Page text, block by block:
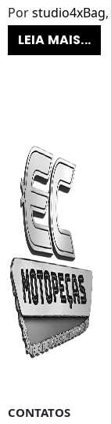
Porstudio4xBag,
LEIA MAIS...
CONTATOS